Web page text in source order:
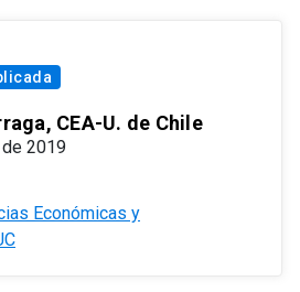
CEA-U. de Chile
2019
Económicas y